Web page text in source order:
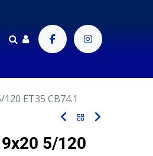
120 ET35 CB74.1
9x20 5/120